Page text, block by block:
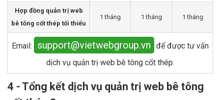
Hợp đồng quản trị web
bê tông cốt thép tối thiểu
1 tháng 1 tháng 1 tháng
Email: support@vietwebgroup.vn
để được tư vấn
dịch vụ quản trị web bê tông cốt thép.
4 - Tổng kết dịch vụ quản trị web bê tông